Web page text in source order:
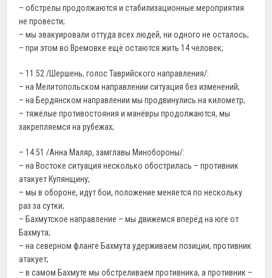
– обстрелы продолжаются и стабилизационные мероприятия
не провести;
– мы эвакуировали оттуда всех людей, ни одного не осталось;
– при этом во Времовке ещё остаются жить 14 человек;
– 11.52 /Шершень, голос Таврийского направления/:
– на Мелитопольском направлении ситуация без изменений;
– на Бердянском направлении мы продвинулись на километр;
– тяжёлые противостояния и манёвры продолжаются, мы
закрепляемся на рубежах;
– 14.51 /Анна Маляр, замглавы Минобороны/:
– на Востоке ситуация несколько обострилась – противник
атакует Купянщину;
– мы в обороне, идут бои, положение меняется по нескольку
раз за сутки;
– Бахмутское направление – мы движемся вперёд на юге от
Бахмута;
– на северном фланге Бахмута удерживаем позиции, противник
атакует;
– в самом Бахмуте мы обстреливаем противника, а противник –